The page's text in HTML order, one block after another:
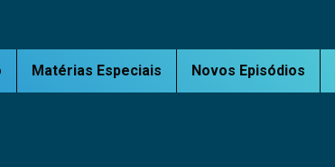
Matérias Especiais Novos Episódios